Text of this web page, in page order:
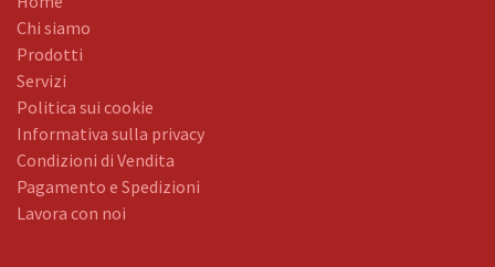
Chi siamo
Prodotti
Servizi
Politica sui cookie
Informativa sulla privacy
Condizioni di Vendita
Pagamento e Spedizioni
Lavora con noi